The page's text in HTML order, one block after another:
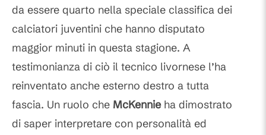
da essere quarto nella speciale classifica dei
calciatori juventini che hanno disputato
maggior minuti in questa stagione. A
testimonianza di ciò il tecnico livornese l’ha
reinventato anche esterno destro a tutta
fascia. Un ruolo che McKennieha dimostrato
di saper interpretare con personalità ed